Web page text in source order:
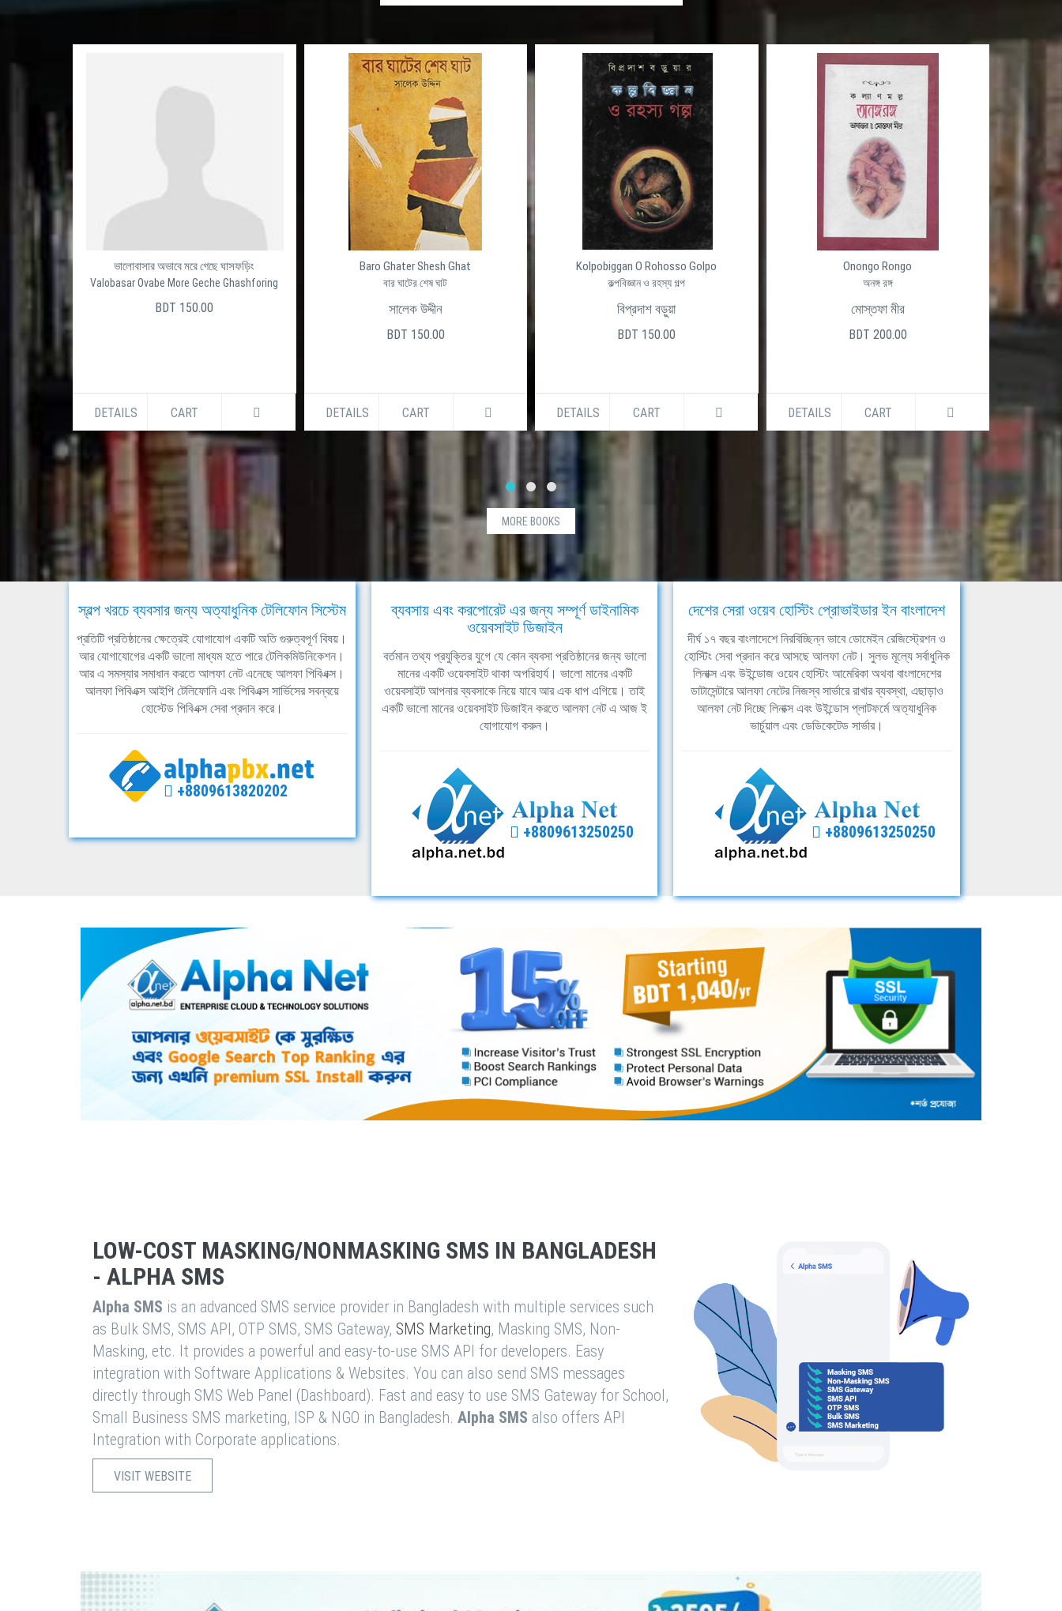
ভালোবাসার অভাবে মরে গেছে ঘাসফড়িং
Valobasar Ovabe More Geche Ghashforing
BDT 150.00
DETAILS CART
Baro Ghater Shesh Ghat
বার ঘাটের শেষ ঘাট
সালেক উদ্দীন
BDT 150.00
DETAILS CART
Kolpobiggan O Rohosso Golpo
কল্পবিজ্ঞান ও রহস্য গল্প
বিপ্রদাশ বড়ুয়া
BDT 150.00
DETAILS CART
Onongo Rongo
অনঙ্গ রঙ্গ
মোস্তফা মীর
BDT 200.00
DETAILS CART
MORE BOOKS
স্বল্প খরচে ব্যবসার জন্য অত্যাধুনিক টেলিফোন সিস্টেম
প্রতিটি প্রতিষ্ঠানের ক্ষেত্রেই যোগাযোগ একটি অতি গুরুত্বপূর্ণ বিষয়।
আর যোগাযোগের একটি ভালো মাধ্যম হতে পারে টেলিকমিউনিকেশন।
আর এ সমস্যার সমাধান করতে আলফা নেট এনেছে আলফা পিবিএক্স।
আলফা পিবিএক্স আইপি টেলিফোনি এবং পিবিএক্স সার্ভিসের সবন্বয়ে
হোস্টেড পিবিএক্স সেবা প্রদান করে।
+8809613820202
ব্যবসায় এবং করপোরেট এর জন্য সম্পূর্ণ ডাইনামিক
ওয়েবসাইট ডিজাইন
বর্তমান তথ্য প্রযুক্তির যুগে যে কোন ব্যবসা প্রতিষ্ঠানের জন্য ভালো
মানের একটি ওয়েবসাইট থাকা অপরিহার্য। ভালো মানের একটি
ওয়েবসাইট আপনার ব্যবসাকে নিয়ে যাবে আর এক ধাপ এগিয়ে। তাই
একটি ভালো মানের ওয়েবসাইট ডিজাইন করতে আলফা নেট এ আজ ই
যোগাযোগ করুন।
+8809613250250
দেশের সেরা ওয়েব হোস্টিং প্রোভাইডার ইন বাংলাদেশ
দীর্ঘ ১৭ বছর বাংলাদেশে নিরবিচ্ছিন্ন ভাবে ডোমেইন রেজিস্ট্রেশন ও
হোস্টিং সেবা প্রদান করে আসছে আলফা নেট। সুলভ মূল্যে সর্বাধুনিক
লিনাক্স এবং উইন্ডোজ ওয়েব হোস্টিং আমেরিকা অথবা বাংলাদেশের
ডাটাসেন্টারে আলফা নেটের নিজস্ব সার্ভারে রাখার ব্যবস্থা, এছাড়াও
আলফা নেট দিচ্ছে লিনাক্স এবং উইন্ডোস প্লাটফর্মে অত্যাধুনিক
ভার্চুয়াল এবং ডেডিকেটেড সার্ভার।
+8809613250250
LOW-COST MASKING/NONMASKING SMS IN BANGLADESH
- ALPHA SMS
Alpha SMS is an advanced SMS service provider in Bangladesh with multiple services such
as Bulk SMS, SMS API, OTP SMS, SMS Gateway, SMS Marketing, Masking SMS, Non-
Masking, etc. It provides a powerful and easy-to-use SMS API for developers. Easy
integration with Software Applications & Websites. You can also send SMS messages
directly through SMS Web Panel (Dashboard). Fast and easy to use SMS Gateway for School,
Small Business SMS marketing, ISP & NGO in Bangladesh. Alpha SMS also offers API
Integration with Corporate applications.
VISIT WEBSITE